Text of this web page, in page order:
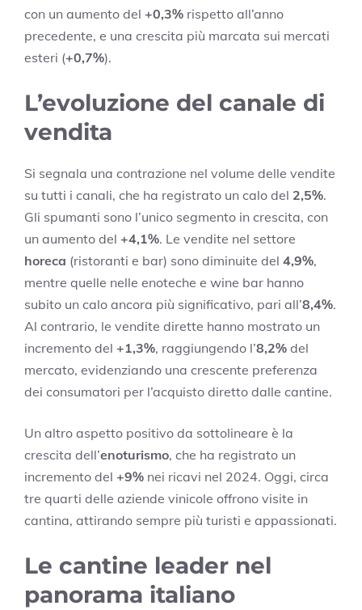
con un aumento del +0,3% rispetto all’anno
precedente, e una crescita più marcata sui mercati
esteri (+0,7%).
L’evoluzione del canale di
vendita
Si segnala una contrazione nel volume delle vendite
su tutti i canali, che ha registrato un calo del 2,5%.
Gli spumanti sono l’unico segmento in crescita, con
un aumento del +4,1%. Le vendite nel settore
horeca (ristoranti e bar) sono diminuite del 4,9%,
mentre quelle nelle enoteche e wine bar hanno
subito un calo ancora più significativo, pari all’8,4%.
Al contrario, le vendite dirette hanno mostrato un
incremento del +1,3%, raggiungendo l’8,2% del
mercato, evidenziando una crescente preferenza
dei consumatori per l’acquisto diretto dalle cantine.
Un altro aspetto positivo da sottolineare è la
crescita dell’enoturismo, che ha registrato un
incremento del +9% nei ricavi nel 2024. Oggi, circa
tre quarti delle aziende vinicole offrono visite in
cantina, attirando sempre più turisti e appassionati.
Le cantine leader nel
panorama italiano